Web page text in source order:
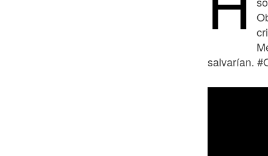
salvarían.